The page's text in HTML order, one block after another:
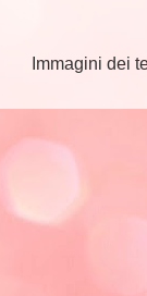
Immagini dei